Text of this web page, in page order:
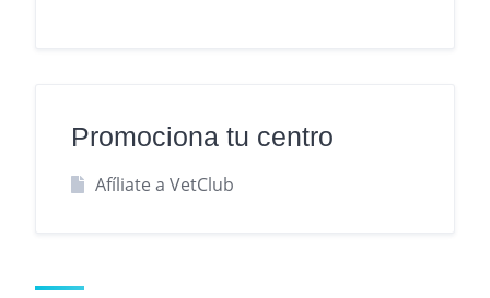
Promociona tu centro
Afíliate a VetClub